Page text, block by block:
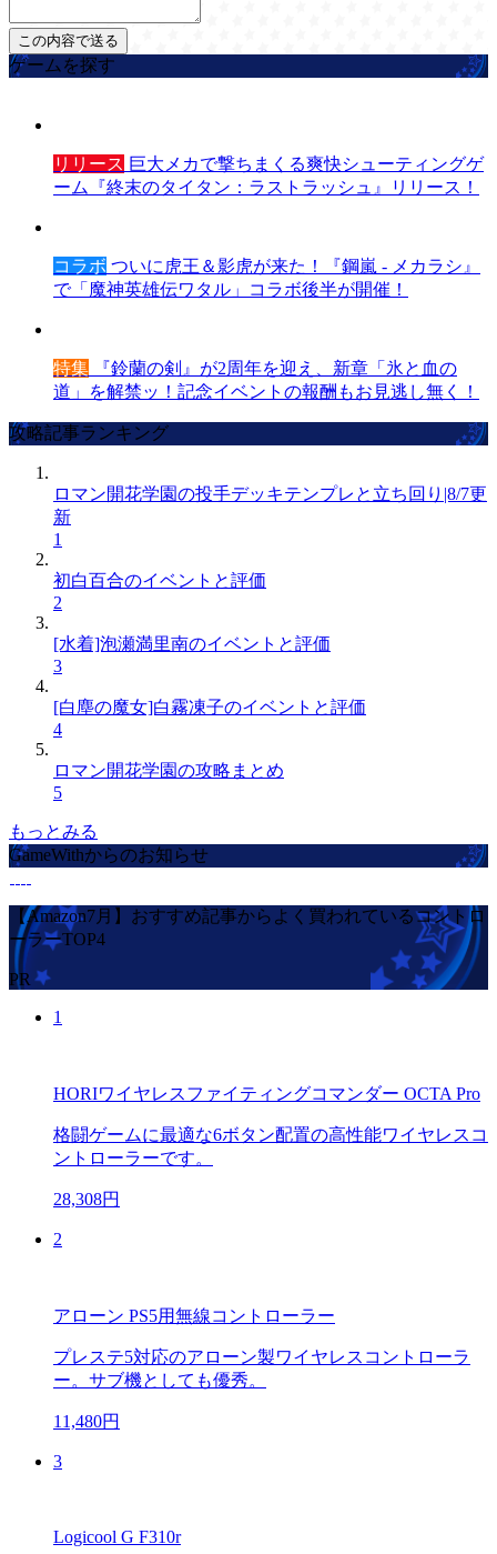
ゲームを探す
リリース 巨大メカで撃ちまくる爽快シューティングゲ
ーム『終末のタイタン：ラストラッシュ』リリース！
コラボ ついに虎王＆影虎が来た！『鋼嵐 - メカラシ』
で「魔神英雄伝ワタル」コラボ後半が開催！
特集 『鈴蘭の剣』が2周年を迎え、新章「氷と血の
道」を解禁ッ！記念イベントの報酬もお見逃し無く！
攻略記事ランキング
ロマン開花学園の投手デッキテンプレと立ち回り|8/7更
新
1
初白百合のイベントと評価
2
[水着]泡瀬満里南のイベントと評価
3
[白塵の魔女]白霧凍子のイベントと評価
4
ロマン開花学園の攻略まとめ
5
もっとみる
GameWithからのお知らせ
【Amazon7月】おすすめ記事からよく買われているコントロ
ーラーTOP4
PR
1
HORIワイヤレスファイティングコマンダー OCTA Pro
格闘ゲームに最適な6ボタン配置の高性能ワイヤレスコ
ントローラーです。
28,308円
2
アローン PS5用無線コントローラー
プレステ5対応のアローン製ワイヤレスコントローラ
ー。サブ機としても優秀。
11,480円
3
Logicool G F310r